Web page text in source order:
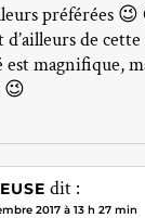
préférées
d’ailleurs de
magnifique,
😉
dit :
2017 à 13 h 27 min